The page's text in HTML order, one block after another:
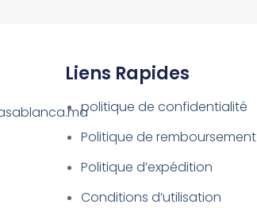
Liens Rapides
politique de confidentialité
Politique de remboursement
Politique d’expédition
Conditions d’utilisation